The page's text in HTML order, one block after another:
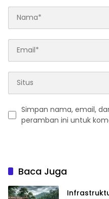
Simpan nama, email,
peramban ini untuk
Baca Juga